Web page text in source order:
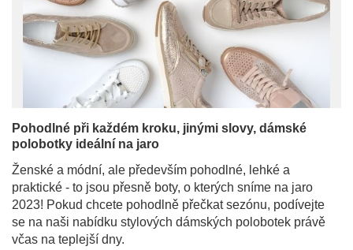
Pohodlné při každém kroku, jinými slovy, dámské
polobotky ideální na jaro
Ženské a módní, ale především pohodlné, lehké a
praktické - to jsou přesně boty, o kterých sníme na jaro
2023! Pokud chcete pohodlně přečkat sezónu, podívejte
se na naši nabídku stylových dámských polobotek právě
včas na teplejší dny.